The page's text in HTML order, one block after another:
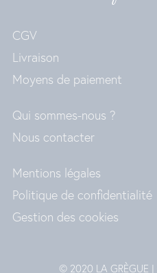
CGV
Livraison
Moyens de paiement
Qui sommes-nous ?
Nous contacter
Mentions légales
Politique de confidentialité
Gestion des cookies
© 2020 LA GRÈGUE |